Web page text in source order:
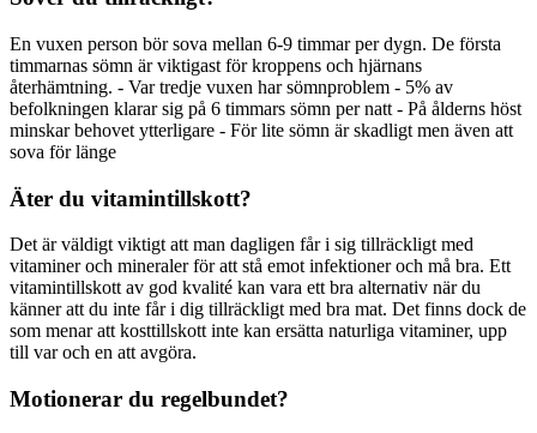
En vuxen person bör sova mellan 6-9 timmar per dygn. De första
timmarnas sömn är viktigast för kroppens och hjärnans
återhämtning. - Var tredje vuxen har sömnproblem - 5% av
befolkningen klarar sig på 6 timmars sömn per natt - På ålderns höst
minskar behovet ytterligare - För lite sömn är skadligt men även att
sova för länge
Äter du vitamintillskott?
Det är väldigt viktigt att man dagligen får i sig tillräckligt med
vitaminer och mineraler för att stå emot infektioner och må bra. Ett
vitamintillskott av god kvalité kan vara ett bra alternativ när du
känner att du inte får i dig tillräckligt med bra mat. Det finns dock de
som menar att kosttillskott inte kan ersätta naturliga vitaminer, upp
till var och en att avgöra.
Motionerar du regelbundet?